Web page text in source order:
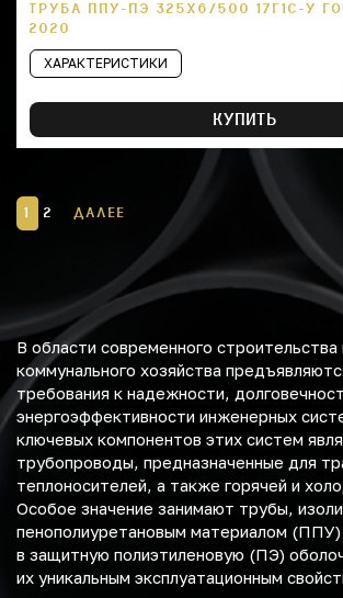
ТРУБА ППУ-ПЭ 325Х6/500 17Г1С-У
2020
ХАРАКТЕРИСТИКИ
КУПИТЬ
1 2 ДАЛЕЕ
В области современного
коммунального хозяйства
требования к надежности,
энергоэффективности инженерных
ключевых компонентов этих систем
трубопроводы, предназначенные для
теплоносителей, а также горячей и
Особое значение занимают трубы,
пенополиуретановым материалом (ППУ)
в защитную полиэтиленовую (ПЭ)
их уникальным эксплуатационным